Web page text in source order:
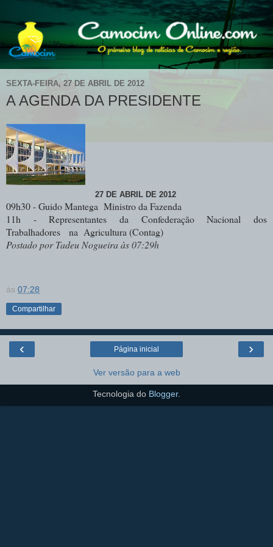
SEXTA-FEIRA, 27 DE ABRIL DE 2012
A AGENDA DA PRESIDENTE
27 DE ABRIL DE 2012
09h30 - Guido Mantega Ministro da Fazenda
11h - Representantes da Confederação Nacional dos
Trabalhadores
na Agricultura (Contag)
Postado por Tadeu Nogueira às 07:29h
às 07:28
Compartilhar
‹ ›
Página inicial
Ver versão para a web
Tecnologia do Blogger.